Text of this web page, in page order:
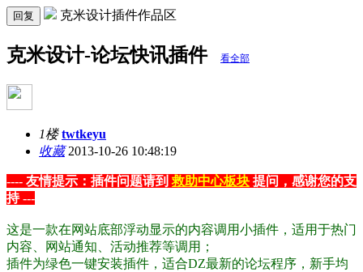
回复 克米设计插件作品区
克米设计-论坛快讯插件 看全部
1楼 twtkeyu
收藏2013-10-26 10:48:19
---- 友情提示：插件问题请到救助中心板块 提问，感谢您的支
持 ---
这是一款在网站底部浮动显示的内容调用小插件，适用于热门
内容、网站通知、活动推荐等调用；
插件为绿色一键安装插件，适合DZ最新的论坛程序，新手均